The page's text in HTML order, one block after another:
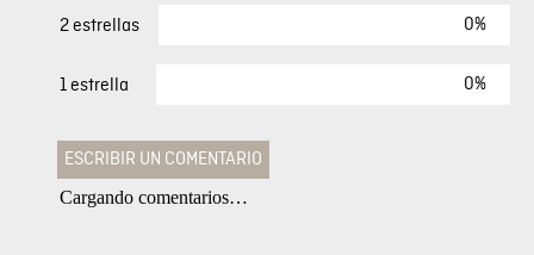
2 estrellas 0%
1 estrella 0%
ESCRIBIR UN COMENTARIO
Cargando comentarios…